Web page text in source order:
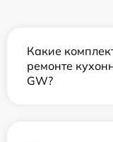
Какие
ремонте
GW?